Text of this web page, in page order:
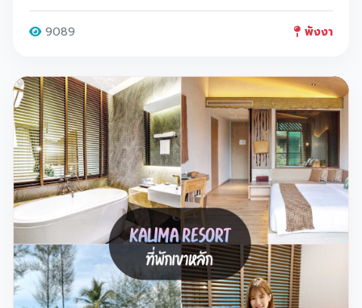
9089 พังงา